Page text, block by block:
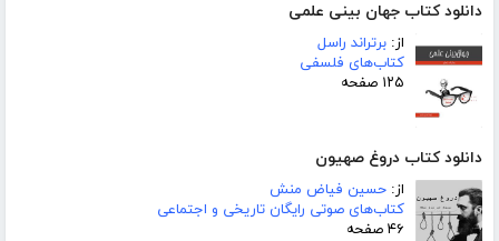
دانلود کتاب جهان بینی علمی
از: برتراند راسل
کتاب‌های فلسفی
۱۲۵ صفحه
دانلود کتاب دروغ صهیون
از: حسین فیاض منش
کتاب‌های صوتی رایگان تاریخی و اجتماعی
۴۶ صفحه